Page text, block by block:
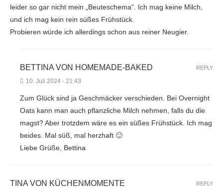
leider so gar nicht mein „Beuteschema“. Ich mag keine Milch,
und ich mag kein rein süßes Frühstück.
Probieren würde ich allerdings schon aus reiner Neugier.
BETTINA VON HOMEMADE-BAKED
10. Juli 2024 - 21:43
Zum Glück sind ja Geschmäcker verschieden. Bei Overnight
Oats kann man auch pflanzliche Milch nehmen, falls du die
magst? Aber trotzdem wäre es ein süßes Frühstück. Ich mag
beides. Mal süß, mal herzhaft 🙂
Liebe Grüße, Bettina
REPLY
TINA VON KÜCHENMOMENTE REPLY